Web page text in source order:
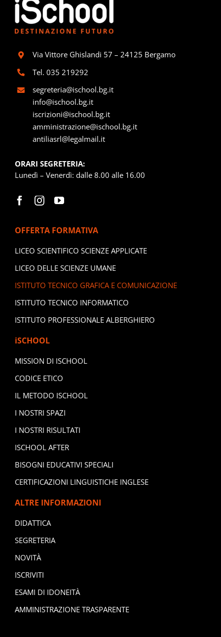
Via Vittore Ghislandi 57 – 24125 Bergamo
Tel. 035 219292
segreteria@ischool.bg.it
info@ischool.bg.it
iscrizioni@ischool.bg.it
amministrazione@ischool.bg.it
antiliasrl@legalmail.it
ORARI SEGRETERIA:
Lunedì – Venerdì: dalle 8.00 alle 16.00
OFFERTA FORMATIVA
LICEO SCIENTIFICO SCIENZE APPLICATE
LICEO DELLE SCIENZE UMANE
ISTITUTO TECNICO GRAFICA E COMUNICAZIONE
ISTITUTO TECNICO INFORMATICO
ISTITUTO PROFESSIONALE ALBERGHIERO
iSCHOOL
MISSION DI ISCHOOL
CODICE ETICO
IL METODO ISCHOOL
I NOSTRI SPAZI
I NOSTRI RISULTATI
ISCHOOL AFTER
BISOGNI EDUCATIVI SPECIALI
CERTIFICAZIONI LINGUISTICHE INGLESE
ALTRE INFORMAZIONI
DIDATTICA
SEGRETERIA
NOVITÀ
ISCRIVITI
ESAMI DI IDONEITÀ
AMMINISTRAZIONE TRASPARENTE